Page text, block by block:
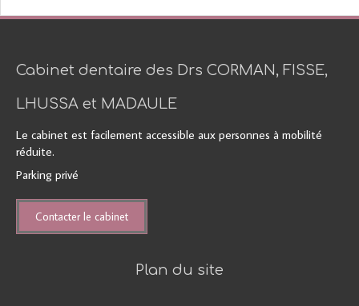
Cabinet dentaire des Drs CORMAN, FISSE,
LHUSSA et MADAULE
Le cabinet est facilement accessible aux personnes à mobilité
réduite.
Parking privé
Contacter le cabinet
Plan du site